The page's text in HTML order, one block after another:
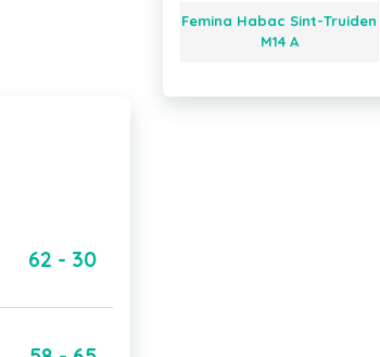
Femina Habac Sint-Truiden
M14 A
62 - 30